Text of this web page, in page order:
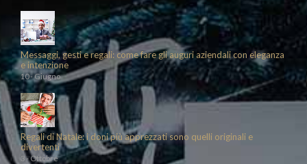
Messaggi, gesti e regali: come fare gli auguri aziendali con eleganza
e intenzione
10 - Giugno
Regali di Natale: i doni più apprezzati sono quelli originali e
divertenti
3 - Ottobre